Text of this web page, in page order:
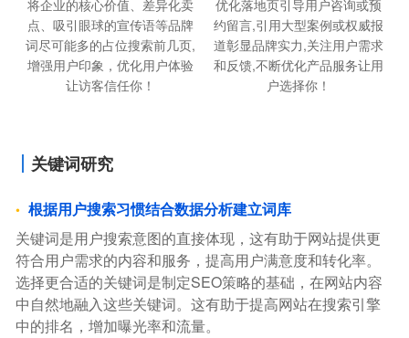
将企业的核心价值、差异化卖
点、吸引眼球的宣传语等品牌
词尽可能多的占位搜索前几页,
增强用户印象，优化用户体验
让访客信任你！
优化落地页引导用户咨询或预
约留言,引用大型案例或权威报
道彰显品牌实力,关注用户需求
和反馈,不断优化产品服务让用
户选择你！
关键词研究
根据用户搜索习惯结合数据分析建立词库
关键词是用户搜索意图的直接体现，这有助于网站提供更
符合用户需求的内容和服务，提高用户满意度和转化率。
选择更合适的关键词是制定SEO策略的基础，在网站内容
中自然地融入这些关键词。这有助于提高网站在搜索引擎
中的排名，增加曝光率和流量。